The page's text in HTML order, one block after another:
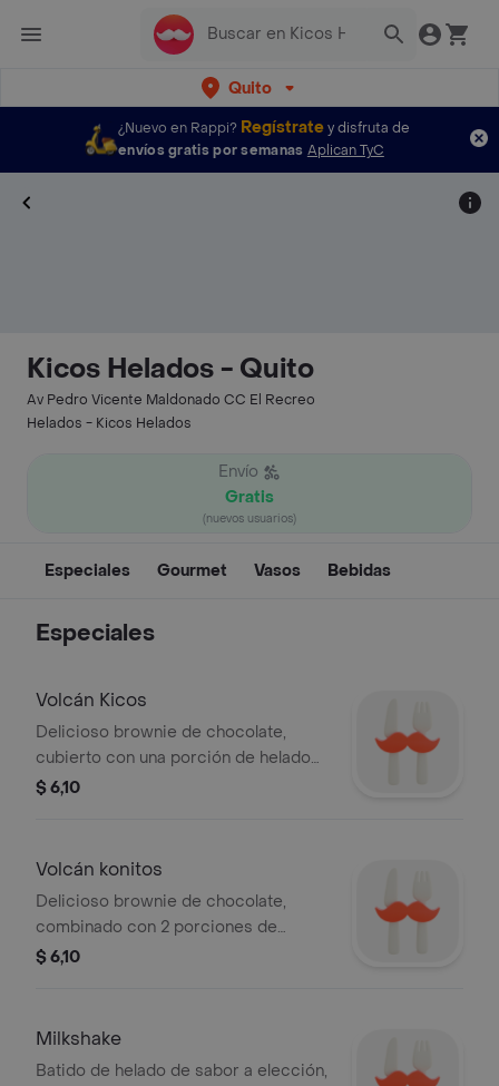
Quito
¿Nuevo en Rappi? Regístratey disfruta de
envíos gratis por semanas Aplican TyC
Kicos Helados - Quito
Av Pedro Vicente Maldonado CC El Recreo
Helados - Kicos Helados
Envío
Gratis
(nuevos usuarios)
Especiales Gourmet Vasos Bebidas
Especiales
Volcán Kicos
Delicioso brownie de chocolate,
cubierto con una porción de helado
suave + 2 aderezos a tu elección.
$ 6,10
Volcán konitos
Delicioso brownie de chocolate,
combinado con 2 porciones de
helado artesanal de tus sabores
$ 6,10
Milkshake
Batido de helado de sabor a elección,